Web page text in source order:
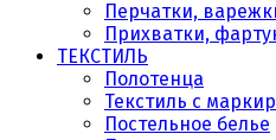
Перчатки,
Прихватки,
ТЕКСТИЛЬ
Полотенца
Текстиль с
Постельное белье